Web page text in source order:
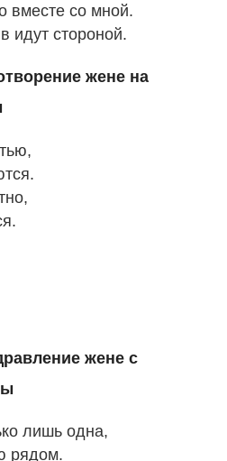
вместе со мной.
идут стороной.
жене на
жене с
лишь одна,
рядом.